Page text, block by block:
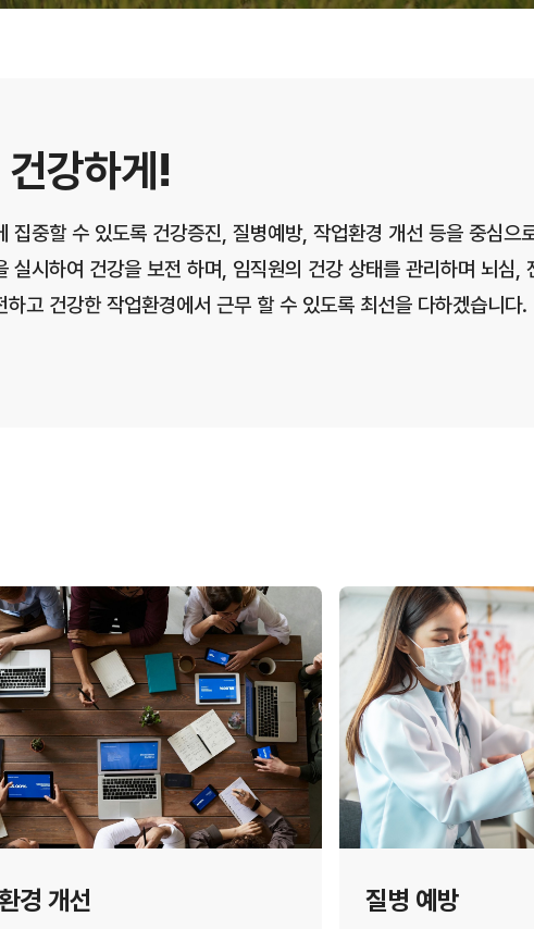
강하게!
중할 수 있도록 건강증진, 질병예방, 작업환경 개선 등을 중심으
시하여 건강을 보전 하며, 임직원의 건강 상태를 관리하며 뇌심,
고 건강한 작업환경에서 근무 할 수 있도록 최선을 다하겠습니다.
경 개선 질병 예방